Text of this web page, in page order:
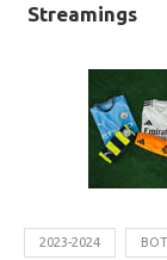
Streamings
2023-2024